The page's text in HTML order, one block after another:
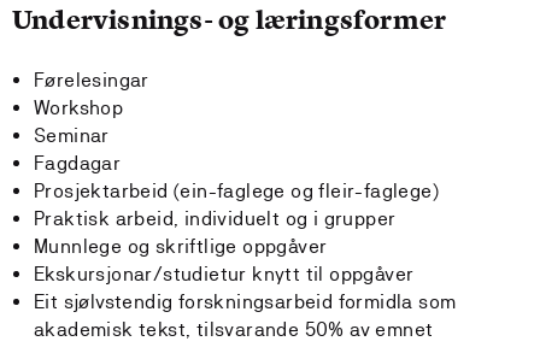
Undervisnings- og læringsformer
Førelesingar
Workshop
Seminar
Fagdagar
Prosjektarbeid (ein-faglege og fleir-faglege)
Praktisk arbeid, individuelt og i grupper
Munnlege og skriftlige oppgåver
Ekskursjonar/studietur knytt til oppgåver
Eit sjølvstendig forskningsarbeid formidla som
akademisk tekst, tilsvarande 50% av emnet